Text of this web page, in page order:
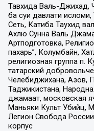
Тавхида Валь-Джихад,
ба суи давлати
Сеть, Катиба Таухид
Ахлю Сунна Валь
Артподготовка,
пахарь”, Колумбайн,
религиозная группа п.
татарский
Челебиджихана, Азов,
Таджикистана,
джамаат, московская
Маньяки Культ Убийц,
Легион Свобода
корпус